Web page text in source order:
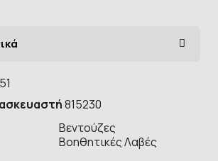
815230
Βεντούζες
Βοηθητικές Λαβές